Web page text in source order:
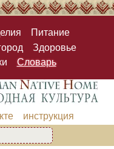
Питание
Здоровье
Словарь
инструкция